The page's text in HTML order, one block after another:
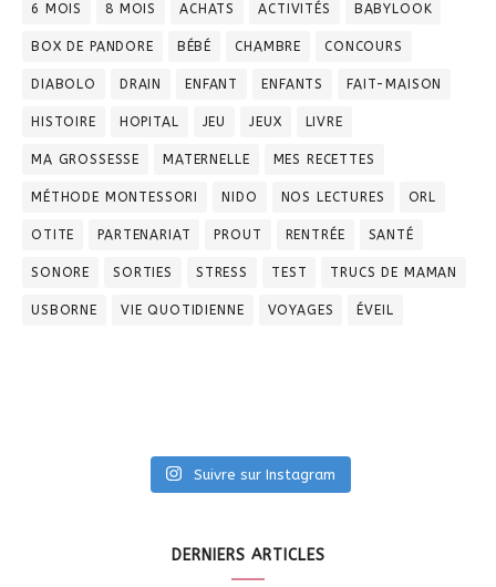
6 MOIS 8 MOIS ACHATS ACTIVITÉS BABYLOOK
BOX DE PANDORE BÉBÉ CHAMBRE CONCOURS
DIABOLO DRAIN ENFANT ENFANTS FAIT-MAISON
HISTOIRE HOPITAL JEU JEUX LIVRE
MA GROSSESSE MATERNELLE MES RECETTES
MÉTHODE MONTESSORI NIDO NOS LECTURES ORL
OTITE PARTENARIAT PROUT RENTRÉE SANTÉ
SONORE SORTIES STRESS TEST TRUCS DE MAMAN
USBORNE VIE QUOTIDIENNE VOYAGES ÉVEIL
Suivre sur Instagram
DERNIERS ARTICLES